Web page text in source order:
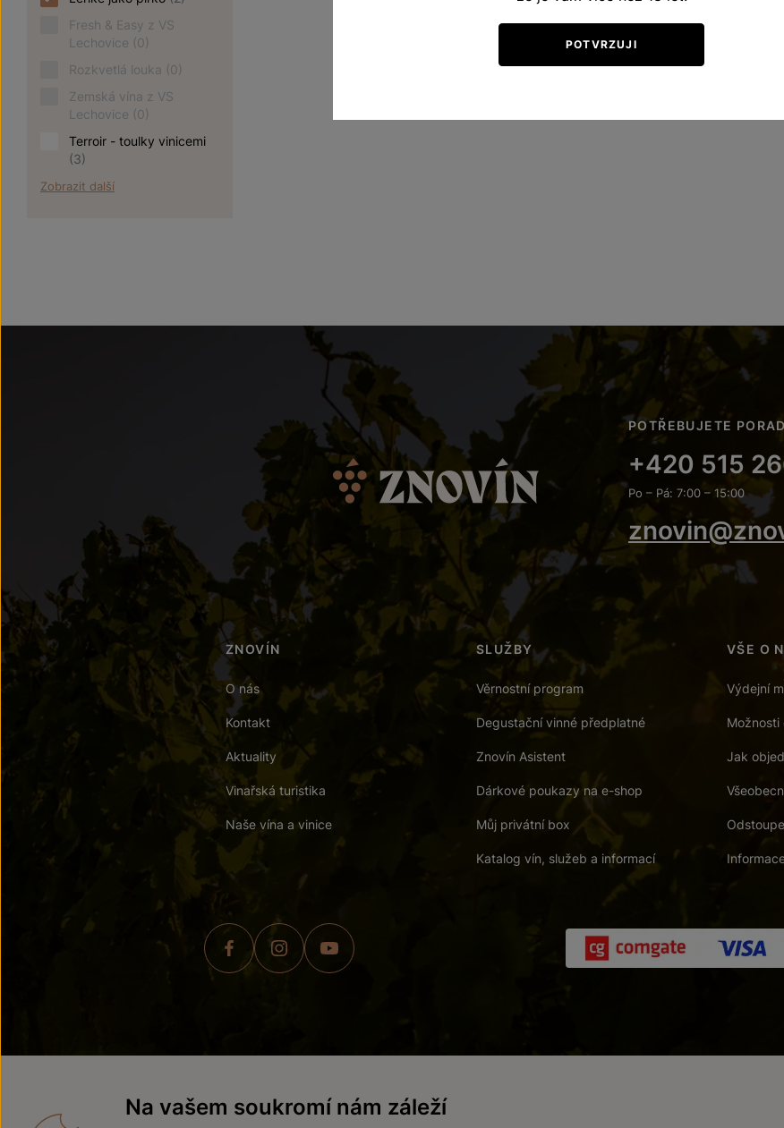
Fresh & Easy z VS
Lechovice (0)
Rozkvetlá louka (0)
Zemská vína z VS
Lechovice (0)
Terroir - toulky vinicemi
(3)
Zobrazit další
POTŘEBUJETE
+420 515
Po – Pá: 7:00 – 15:00
ZNOVÍN
O nás
Kontakt
Aktuality
Vinařská turistika
Naše vína a vinice
SLUŽBY
Věrnostní program
Degustační vinné předplatné
Znovín Asistent
Dárkové poukazy na e-shop
Můj privátní box
Katalog vín, služeb a informací
VŠE O
Výdejní
Jak
Zákaz prodeje alkoholických nápojů osobám mladším 18 let.
POTVRZUJI
Na vašem soukromí nám záleží